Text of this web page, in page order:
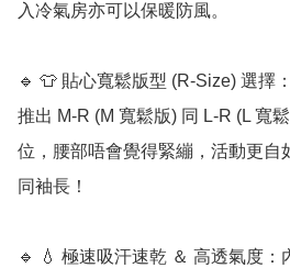
入冷氣房亦可以保暖防風。
🔹 👕 貼心寬鬆版型 (R-Size) 選擇
推出 M-R (M 寬鬆版) 同 L-R (L 寬
位，腰部唔會覺得緊繃，活動更自
同袖長！
🔹 💧 極速吸汗速乾 ＆ 高透氣度